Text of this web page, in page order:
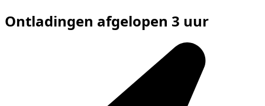
Ontladingen afgelopen 3 uur